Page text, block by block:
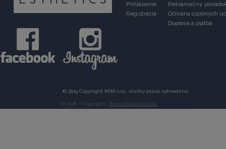
Prihlásenie
Registrácia
Reklamačný
Ochrana osobných
Doprava a platba
© 2019 Copyright MWI s.r.o., všetky práva vyhradené
© 2026 - Copyright : Bonus Slovakia s.r.o. sid - , w:496